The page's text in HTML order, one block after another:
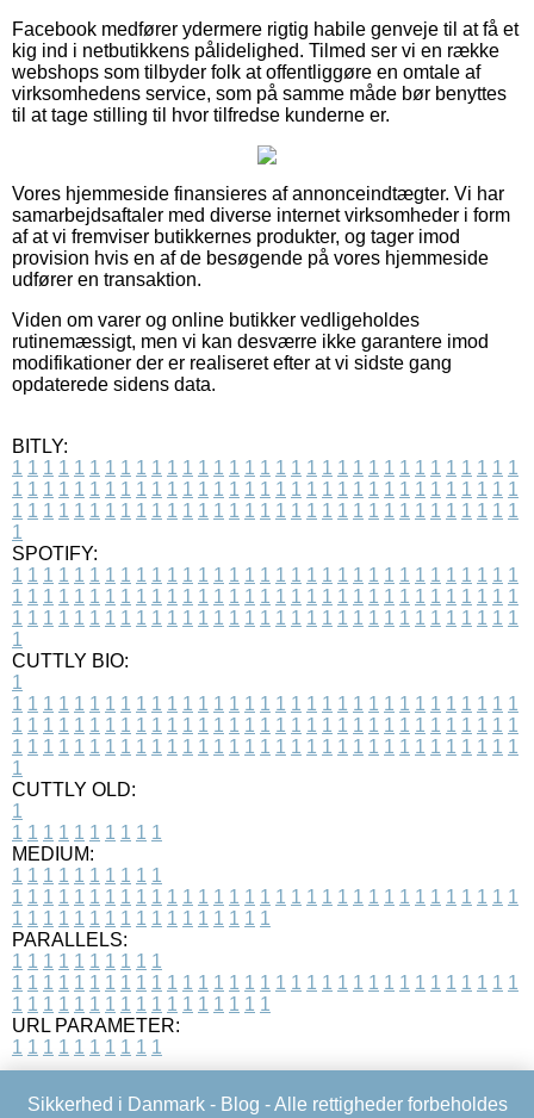
Facebook medfører ydermere rigtig habile genveje til at få et
kig ind i netbutikkens pålidelighed. Tilmed ser vi en række
webshops som tilbyder folk at offentliggøre en omtale af
virksomhedens service, som på samme måde bør benyttes
til at tage stilling til hvor tilfredse kunderne er.
Vores hjemmeside finansieres af annonceindtægter. Vi har
samarbejdsaftaler med diverse internet virksomheder i form
af at vi fremviser butikkernes produkter, og tager imod
provision hvis en af de besøgende på vores hjemmeside
udfører en transaktion.
Viden om varer og online butikker vedligeholdes
rutinemæssigt, men vi kan desværre ikke garantere imod
modifikationer der er realiseret efter at vi sidste gang
opdaterede sidens data.
BITLY:
1 1 1 1 1 1 1 1 1 1 1 1 1 1 1 1 1 1 1 1 1 1 1 1 1 1 1 1 1 1 1 1 1
1 1 1 1 1 1 1 1 1 1 1 1 1 1 1 1 1 1 1 1 1 1 1 1 1 1 1 1 1 1 1 1 1
1 1 1 1 1 1 1 1 1 1 1 1 1 1 1 1 1 1 1 1 1 1 1 1 1 1 1 1 1 1 1 1 1
1
SPOTIFY:
1 1 1 1 1 1 1 1 1 1 1 1 1 1 1 1 1 1 1 1 1 1 1 1 1 1 1 1 1 1 1 1 1
1 1 1 1 1 1 1 1 1 1 1 1 1 1 1 1 1 1 1 1 1 1 1 1 1 1 1 1 1 1 1 1 1
1 1 1 1 1 1 1 1 1 1 1 1 1 1 1 1 1 1 1 1 1 1 1 1 1 1 1 1 1 1 1 1 1
1
CUTTLY BIO:
1
1 1 1 1 1 1 1 1 1 1 1 1 1 1 1 1 1 1 1 1 1 1 1 1 1 1 1 1 1 1 1 1 1
1 1 1 1 1 1 1 1 1 1 1 1 1 1 1 1 1 1 1 1 1 1 1 1 1 1 1 1 1 1 1 1 1
1 1 1 1 1 1 1 1 1 1 1 1 1 1 1 1 1 1 1 1 1 1 1 1 1 1 1 1 1 1 1 1 1
1
CUTTLY OLD:
1
1 1 1 1 1 1 1 1 1 1
MEDIUM:
1 1 1 1 1 1 1 1 1 1
1 1 1 1 1 1 1 1 1 1 1 1 1 1 1 1 1 1 1 1 1 1 1 1 1 1 1 1 1 1 1 1 1
1 1 1 1 1 1 1 1 1 1 1 1 1 1 1 1 1
PARALLELS:
1 1 1 1 1 1 1 1 1 1
1 1 1 1 1 1 1 1 1 1 1 1 1 1 1 1 1 1 1 1 1 1 1 1 1 1 1 1 1 1 1 1 1
1 1 1 1 1 1 1 1 1 1 1 1 1 1 1 1 1
URL PARAMETER:
1 1 1 1 1 1 1 1 1 1
Sikkerhed i Danmark - Blog - Alle rettigheder forbeholdes